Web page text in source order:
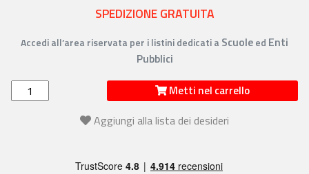
SPEDIZIONE GRATUITA
Accedi all’area riservata per i listini dedicati a Scuoleed Enti
Pubblici
Metti nel carrello
Aggiungi alla lista dei desideri